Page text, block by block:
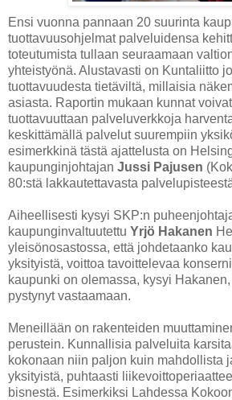
Ensi vuonna pannaan 20 suurinta
tuottavuusohjelmat palveluidensa
toteutumista tullaan seuraamaan
yhteistyönä. Alustavasti on Kuntaliitto
tuottavuudesta tietäviltä, millaisia
asiasta. Raportin mukaan kunnat
tuottavuuttaan palveluverkkoja
keskittämällä palvelut suurempiin
esimerkkinä tästä ajattelusta on
kaupunginjohtajan Jussi Pajusen
80:stä lakkautettavasta
Aiheellisesti kysyi SKP:n
kaupunginvaltuutettu Yrjö Hakanen
yleisönosastossa, että johdetaanko
yksityistä, voittoa tavoittelevaa
kaupunki on olemassa, kysyi
pystynyt vastaamaan.
Meneillään on rakenteiden
perustein. Kunnallisia palveluita
kokonaan niin paljon kuin mahdollista
yksityistä, puhtaasti
bisnestä. Esimerkiksi Lahdessa